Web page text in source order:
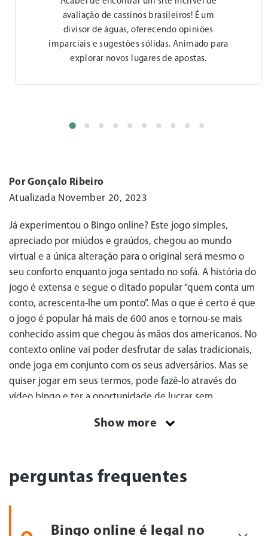
classificação de cassinos para brasileiros.
Está facilitando minha jornada no mundo das
apostas com suas análises confiáveis e
recomendações.
Por Gonçalo Ribeiro
Atualizada November 20, 2023
Já experimentou o Bingo online? Este jogo simples,
apreciado por miúdos e graúdos, chegou ao mundo
virtual e a única alteração para o original será mesmo o
seu conforto enquanto joga sentado no sofá. A história do
jogo é extensa e segue o ditado popular “quem conta um
conto, acrescenta-lhe um ponto”. Mas o que é certo é que
o jogo é popular há mais de 600 anos e tornou-se mais
conhecido assim que chegou às mãos dos americanos. No
contexto online vai poder desfrutar de salas tradicionais,
onde joga em conjunto com os seus adversários. Mas se
quiser jogar em seus termos, pode fazê-lo através do
vídeo bingo e ter a oportunidade de lucrar sem
aprender sobre a longa história do Bingo, como o jogo
Show more
perguntas frequentes
Bingo online é legal no